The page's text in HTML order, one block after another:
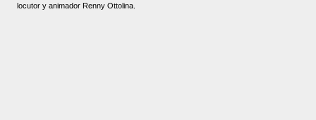
locutor y animador Renny Ottolina.